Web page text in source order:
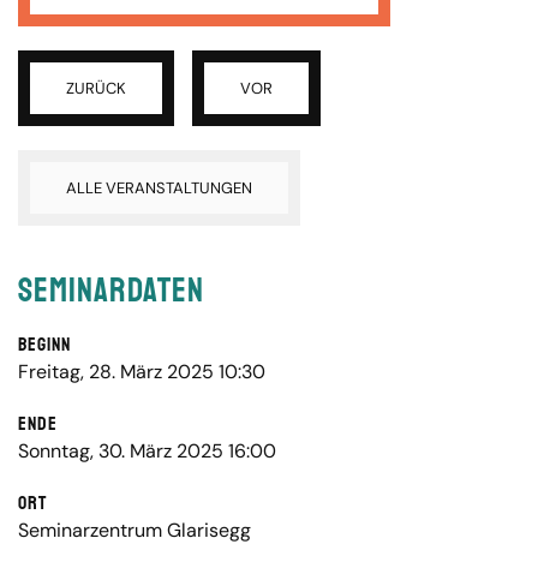
ZURÜCK VOR
ALLE VERANSTALTUNGEN
Seminardaten
Beginn
Freitag, 28. März 2025 10:30
Ende
Sonntag, 30. März 2025 16:00
Ort
Seminarzentrum Glarisegg